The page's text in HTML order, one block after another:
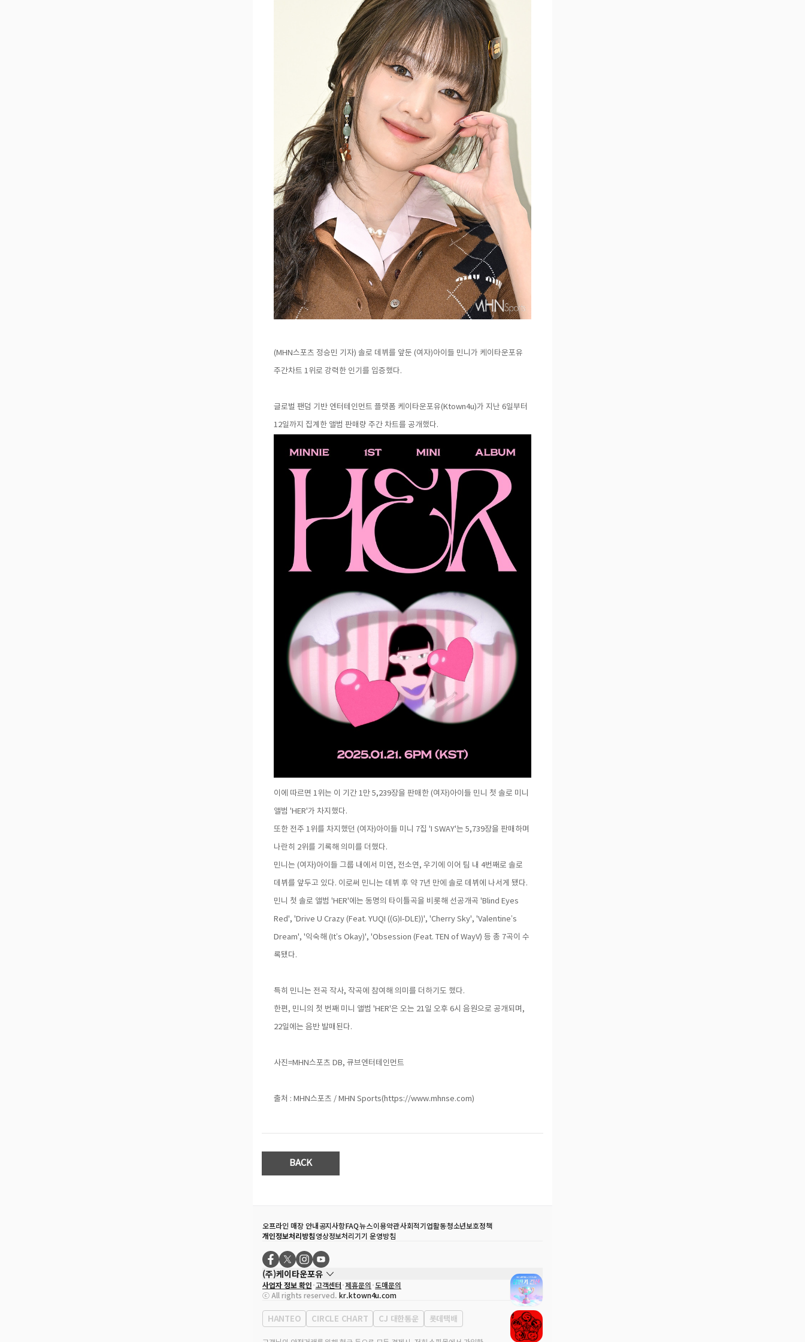
(MHN스포츠 정승민 기자) 솔로 데뷔를 앞둔 (여자)아이들 민니가 케이타운포유
주간차트 1위로 강력한 인기를 입증했다.
글로벌 팬덤 기반 엔터테인먼트 플랫폼 케이타운포유(Ktown4u)가 지난 6일부터
12일까지 집계한 앨범 판매량 주간 차트를 공개했다.
이에 따르면 1위는 이 기간 1만 5,239장을 판매한 (여자)아이들 민니 첫 솔로 미니
앨범 'HER'가 차지했다.
또한 전주 1위를 차지했던 (여자)아이들 미니 7집 'I SWAY'는 5,739장을 판매하며
나란히 2위를 기록해 의미를 더했다.
민니는 (여자)아이들 그룹 내에서 미연, 전소연, 우기에 이어 팀 내 4번째로 솔로
데뷔를 앞두고 있다. 이로써 민니는 데뷔 후 약 7년 만에 솔로 데뷔에 나서게 됐다.
민니 첫 솔로 앨범 'HER'에는 동명의 타이틀곡을 비롯해 선공개곡 'Blind Eyes
Red', 'Drive U Crazy (Feat. YUQI ((G)I-DLE))', 'Cherry Sky', 'Valentine’s
Dream', '익숙해 (It’s Okay)', 'Obsession (Feat. TEN of WayV) 등 총 7곡이 수
록됐다.
특히 민니는 전곡 작사, 작곡에 참여해 의미를 더하기도 했다.
한편, 민니의 첫 번째 미니 앨범 'HER'은 오는 21일 오후 6시 음원으로 공개되며,
22일에는 음반 발매된다.
사진=MHN스포츠 DB, 큐브엔터테인먼트
출처 : MHN스포츠 / MHN Sports(https://www.mhnse.com)
BACK